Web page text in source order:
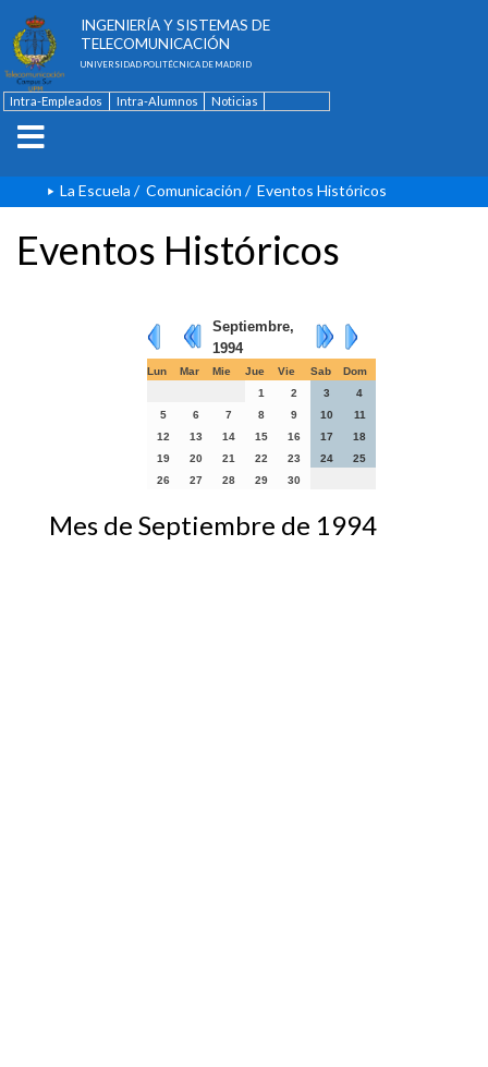
INGENIERÍA Y SISTEMAS DE
TELECOMUNICACIÓN
UNIVERSIDAD POLITÉCNICA DE MADRID
Intra-Empleados Intra-Alumnos
Noticias
La Escuela / Comunicación / Eventos Históricos
Eventos Históricos
Septiembre,
1994
Lun Mar Mie Jue Vie Sab
Dom
1
2 3
4
5
6 7 8 9 10
11
12
13 14 15 16 17
18
19
20 21 22 23 24
25
26
27 28 29 30
Mes de Septiembre de 1994